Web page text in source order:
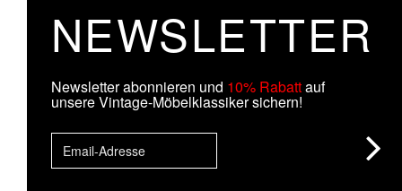
NEWSLETTER
Newsletter abonnieren und 10% Rabattauf
unsere Vintage-Möbelklassiker sichern!